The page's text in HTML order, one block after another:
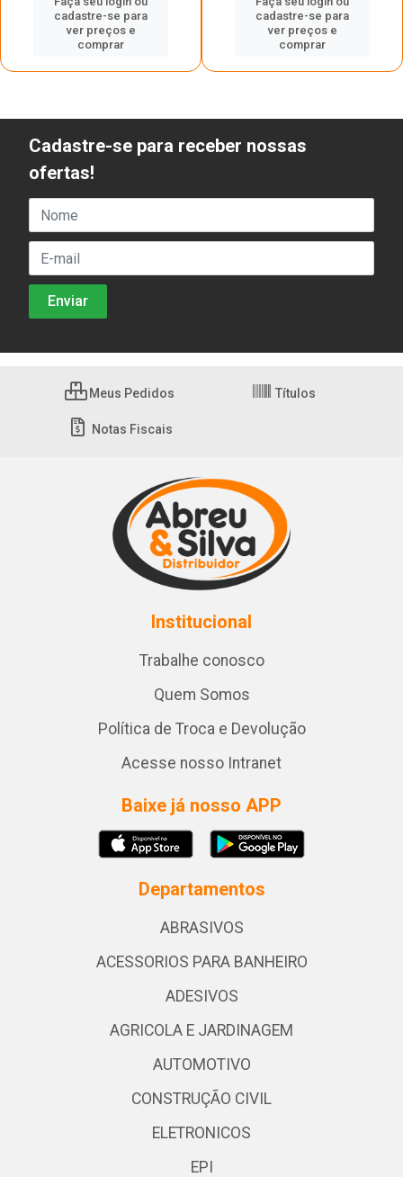
cadastre-se para
ver preços e
comprar
cadastre-se para
ver preços e
comprar
Cadastre-se para receber nossas
ofertas!
Meus Pedidos Títulos
Notas Fiscais
Institucional
Trabalhe conosco
Quem Somos
Política de Troca e Devolução
Acesse nosso Intranet
Baixe já nosso APP
Departamentos
ABRASIVOS
ACESSORIOS PARA BANHEIRO
ADESIVOS
AGRICOLA E JARDINAGEM
AUTOMOTIVO
CONSTRUÇÃO CIVIL
ELETRONICOS
EPI